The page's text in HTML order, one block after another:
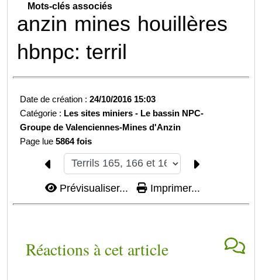
Mots-clés associés
anzin mines houillères
hbnpc: terril
Date de création :24/10/2016 15:03
Catégorie : Les sites miniers - Le bassin NPC-
Groupe de Valenciennes-Mines d'Anzin
Page lue5864 fois
Prévisualiser... Imprimer...
Réactions à cet article